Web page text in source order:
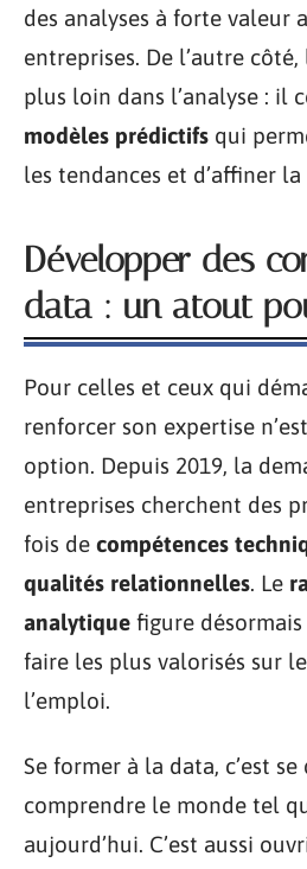
des analyses à forte valeur
entreprises. De l’autre
plus loin dans l’analyse : il
modèles prédictifs qui
les tendances et d’affiner
Développer des
data : un atout
Pour celles et ceux qui
renforcer son expertise
option. Depuis 2019, la
entreprises cherchent des
fois de compétences
qualités relationnelles. Le
analytique figure
faire les plus valorisés sur
l’emploi.
Se former à la data, c’est
comprendre le monde tel
aujourd’hui. C’est aussi